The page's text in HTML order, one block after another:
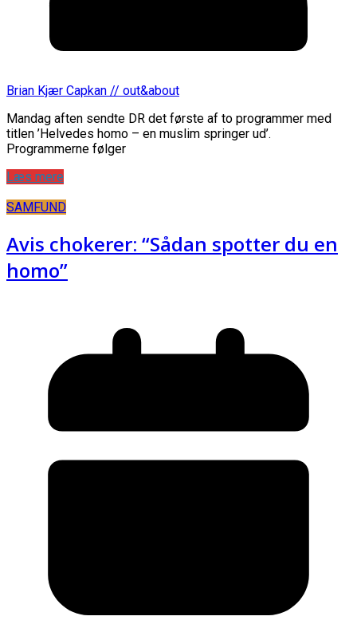
Brian Kjær Capkan // out&about
Mandag aften sendte DR det første af to programmer med
titlen ’Helvedes homo – en muslim springer ud’.
Programmerne følger
Læs mere
SAMFUND
Avis chokerer: “Sådan spotter du en
homo”